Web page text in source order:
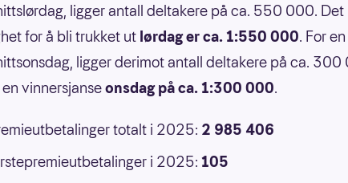
ligger antall deltakere på ca. 550 000.
for å bli trukket ut lørdag er ca. 1:550 000. For en
ligger derimot antall deltakere på ca.
vinnersjanseonsdag på ca. 1:300 000.
totalt i 2025: 2 985 406
i 2025: 105